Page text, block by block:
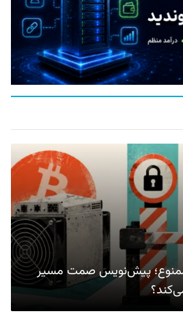
پیش‌نویس صمت مسیر